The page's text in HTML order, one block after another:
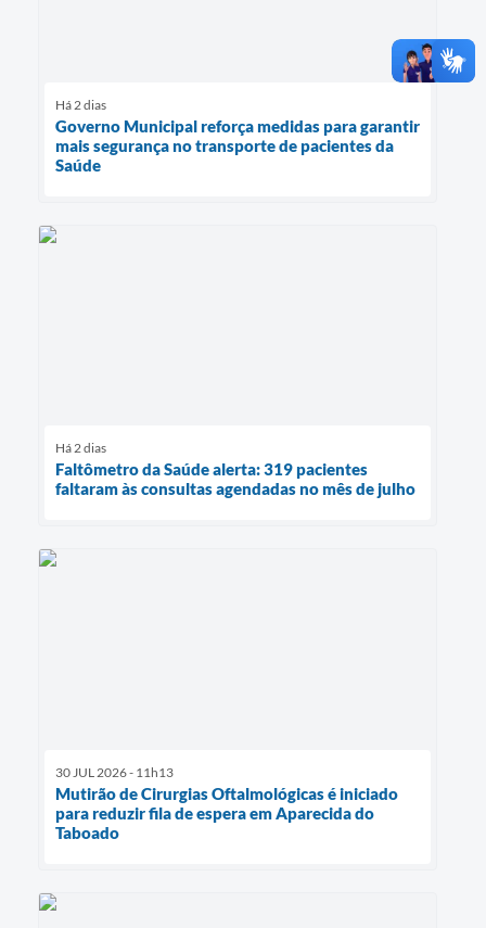
Há 2 dias
Governo Municipal reforça medidas para garantir
mais segurança no transporte de pacientes da
Saúde
Há 2 dias
Faltômetro da Saúde alerta: 319 pacientes
faltaram às consultas agendadas no mês de julho
30 JUL 2026 - 11h13
Mutirão de Cirurgias Oftalmológicas é iniciado
para reduzir fila de espera em Aparecida do
Taboado